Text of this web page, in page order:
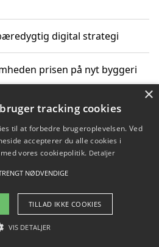
digital strategi
prisen på nyt byggeri
hjemmeside uden binding
2026 - Pilanto Aps
Blog Betingelser
×
tracking cookies
til at forbedre brugeroplevelsen. Ved
accepterer du alle cookies i
vores cookiepolitik. Detaljer
NØDVENDIGE
TILLAD IKKE COOKIES
VIS DETALJER